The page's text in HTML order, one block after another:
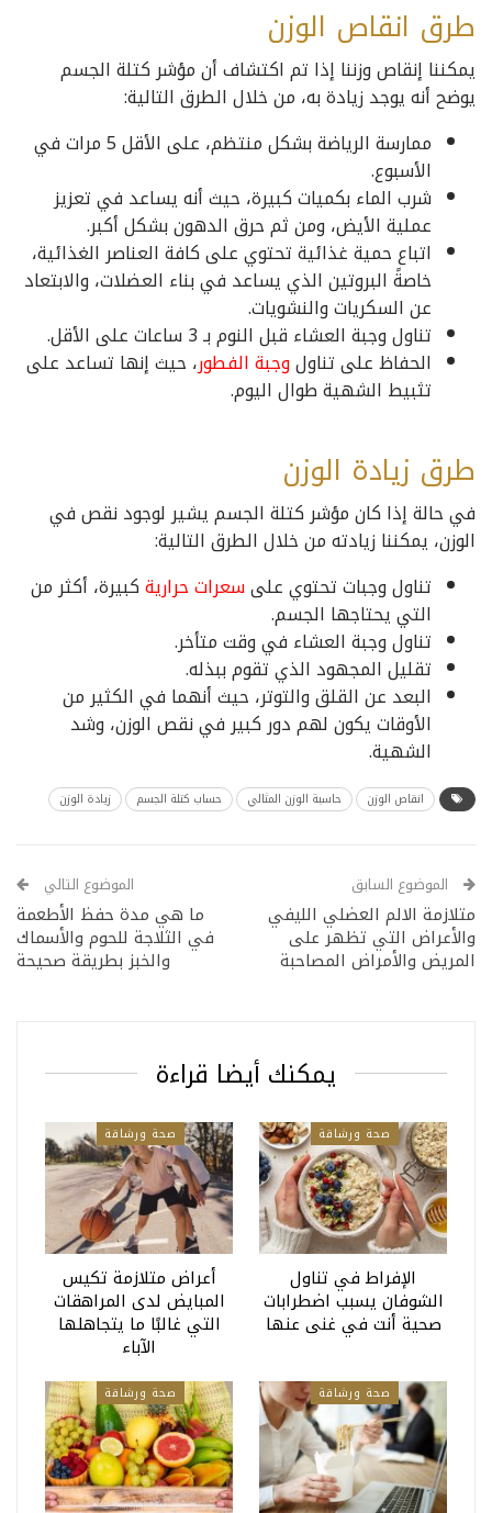
طرق انقاص الوزن
يمكننا إنقاص وزننا إذا تم اكتشاف أن مؤشر كتلة الجسم
يوضح أنه يوجد زيادة به، من خلال الطرق التالية:
ممارسة الرياضة بشكل منتظم، على الأقل 5 مرات في
الأسبوع.
شرب الماء بكميات كبيرة، حيث أنه يساعد في تعزيز
عملية الأيض، ومن ثم حرق الدهون بشكل أكبر.
اتباع حمية غذائية تحتوي على كافة العناصر الغذائية،
خاصةً البروتين الذي يساعد في بناء العضلات، والابتعاد
عن السكريات والنشويات.
تناول وجبة العشاء قبل النوم بـ 3 ساعات على الأقل.
الحفاظ على تناولوجبة الفطور، حيث إنها تساعد على
تثبيط الشهية طوال اليوم.
طرق زيادة الوزن
في حالة إذا كان مؤشر كتلة الجسم يشير لوجود نقص في
الوزن، يمكننا زيادته من خلال الطرق التالية:
تناول وجبات تحتوي علىسعرات حراريةكبيرة، أكثر من
التي يحتاجها الجسم.
تناول وجبة العشاء في وقت متأخر.
تقليل المجهود الذي تقوم ببذله.
البعد عن القلق والتوتر، حيث أنهما في الكثير من
الأوقات يكون لهم دور كبير في نقص الوزن، وشد
الشهية.
انقاص الوزن حاسبة الوزن المثالي حساب كتلة الجسم زيادة الوزن
الموضوع السابق
متلازمة الالم العضلي الليفي
والأعراض التي تظهر على
المريض والأمراض المصاحبة
الموضوع التالي
ما هي مدة حفظ الأطعمة
في الثلاجة للحوم والأسماك
والخبز بطريقة صحيحة
يمكنك أيضا قراءة
صحة ورشاقة
الإفراط في تناول
الشوفان يسبب اضطرابات
صحية أنت في غنى عنها
صحة ورشاقة
أعراض متلازمة تكيس
المبايض لدى المراهقات
التي غالبًا ما يتجاهلها
الآباء
صحة ورشاقة صحة ورشاقة